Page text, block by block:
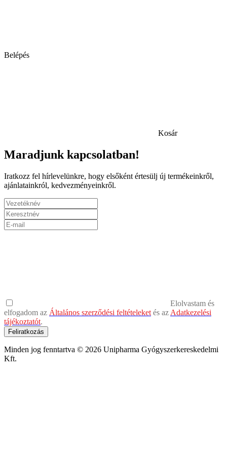
Belépés
Kosár
Maradjunk kapcsolatban!
Iratkozz fel hírlevelünkre, hogy elsőként értesülj új termékeinkről,
ajánlatainkról, kedvezményeinkről.
Elolvastam és
elfogadom az Általános szerződési feltételeket és az Adatkezelési
tájékoztatót.
Feliratkozás
Minden jog fenntartva © 2026 Unipharma Gyógyszerkereskedelmi
Kft.